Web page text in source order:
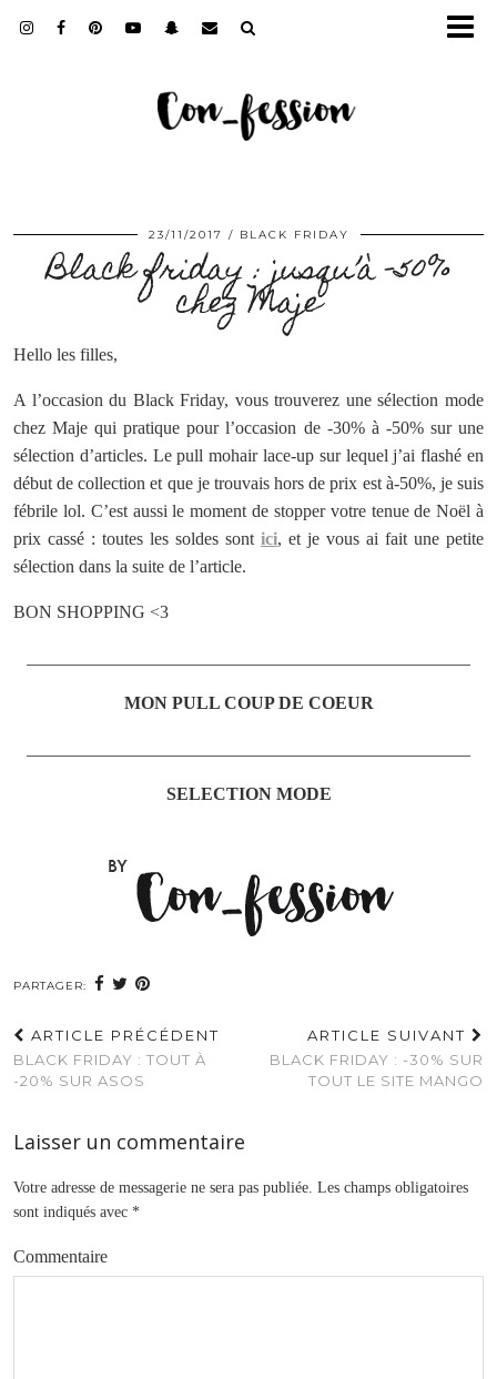
23/11/2017 BLACK FRIDAY
Black friday : jusqu’à -50%
chez Maje
Hello les filles,
A l’occasion du Black Friday, vous trouverez une sélection mode
chez Maje qui pratique pour l’occasion de -30% à -50% sur une
sélection d’articles. Le pull mohair lace-up sur lequel j’ai flashé en
début de collection et que je trouvais hors de prix est à-50%, je suis
fébrile lol. C’est aussi le moment de stopper votre tenue de Noël à
prix cassé : toutes les soldes sont ici, et je vous ai fait une petite
sélection dans la suite de l’article.
BON SHOPPING <3
MON PULL COUP DE COEUR
SELECTION MODE
PARTAGER:
ARTICLE PRÉCÉDENT
BLACK FRIDAY : TOUT À
-20% SUR ASOS
ARTICLE SUIVANT
BLACK FRIDAY : -30% SUR
TOUT LE SITE MANGO
Laisser un commentaire
Votre adresse de messagerie ne sera pas publiée. Les champs obligatoires
sont indiqués avec *
Commentaire